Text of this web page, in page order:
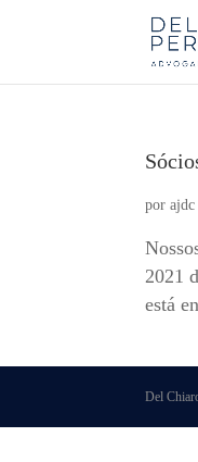
porajdc
2021
está
Del